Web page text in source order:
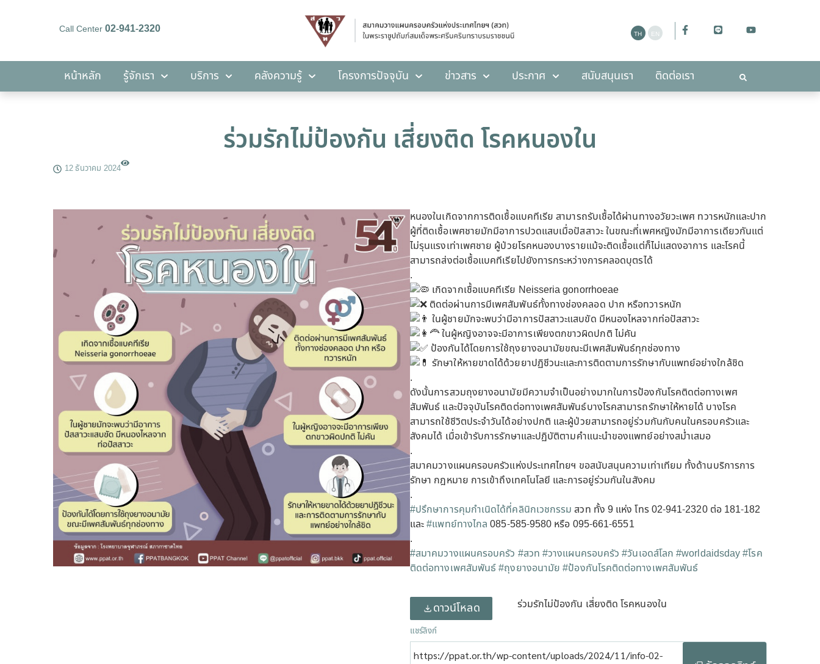
Call Center02-941-2320
หน้าหลัก รู้จักเรา บริการ คลังความรู้ โครงการปัจจุบัน ข่าวสาร ประกาศ สนับสนุนเรา ติดต่อเรา
คลังความรู้ โครงการปัจจุบัน สนับสนุนเรา
ร่วมรักไม่ป้องกัน เสี่ยงติด โรคหนองใน
12 ธันวาคม 2024
หนองในเกิดจากการติดเชื้อแบคทีเรีย สามารถรับเชื้อได้ผ่านทางอวัยวะเพศ ทวารหนักและปาก
ผู้ที่ติดเชื้อเพศชายมักมีอาการปวดแสบเมื่อปัสสาวะ ในขณะที่เพศหญิงมักมีอาการเดียวกันแต่
ไม่รุนแรงเท่าเพศชาย ผู้ป่วยโรคหนองบางรายแม้จะติดเชื้อแต่ก็ไม่แสดงอาการ และโรคนี้
สามารถส่งต่อเชื้อแบคทีเรียไปยังทารกระหว่างการคลอดบุตรได้
.
เกิดจากเชื้อแบคทีเรีย Neisseria gonorrhoeae
ติดต่อผ่านการมีเพศสัมพันธ์ทั้งทางช่องคลอด ปาก หรือทวารหนัก
ในผู้ชายมักจะพบว่ามีอาการปัสสาวะแสบขัด มีหนองไหลจากท่อปัสสาวะ
ในผู้หญิงอาจจะมีอาการเพียงตกขาวผิดปกติ ไม่คัน
ป้องกันได้โดยการใช้ถุงยางอนามัยขณะมีเพศสัมพันธ์ทุกช่องทาง
รักษาให้หายขาดได้ด้วยยาปฏิชีวนะและการติดตามการรักษากับแพทย์อย่างใกล้ชิด
.
ดังนั้นการสวมถุงยางอนามัยมีความจำเป็นอย่างมากในการป้องกันโรคติดต่อทางเพศ
สัมพันธ์ และปัจจุบันโรคติดต่อทางเพศสัมพันธ์บางโรคสามารถรักษาให้หายได้ บางโรค
สามารถใช้ชีวิตประจำวันได้อย่างปกติ และผู้ป่วยสามารถอยู่ร่วมกันกับคนในครอบครัวและ
สังคมได้ เมื่อเข้ารับการรักษาและปฏิบัติตามคำแนะนำของแพทย์อย่างสม่ำเสมอ
.
สมาคมวางแผนครอบครัวแห่งประเทศไทยฯ ขอสนับสนุนความเท่าเทียม ทั้งด้านบริการการ
รักษา กฎหมาย การเข้าถึงเทคโนโลยี และการอยู่ร่วมกันในสังคม
.
#ปรึกษาการคุมกำเนิดได้ที่คลินิกเวชกรรม สวท ทั้ง 9 แห่ง โทร 02-941-2320 ต่อ 181-182
และ#แพทย์ทางไกล 085-585-9580 หรือ 095-661-6551
.
#สมาคมวางแผนครอบครัว #สวท #วางแผนครอบครัว #วันเอดส์โลก #worldaidsday#โรค
ติดต่อทางเพศสัมพันธ์#ถุงยางอนามัย #ป้องกันโรคติดต่อทางเพศสัมพันธ์
ดาวน์โหลด ร่วมรักไม่ป้องกัน เสี่ยงติด โรคหนองใน
แชร์ลิงก์
https://ppat.or.th/wp-content/uploads/2024/11/info-02-